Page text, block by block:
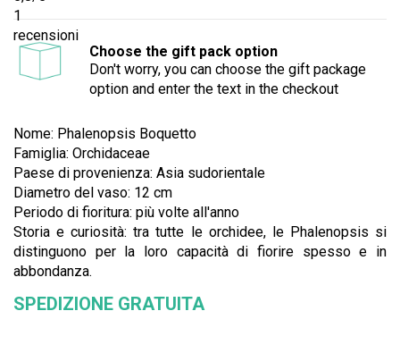
1
recensioni
Choose the gift pack option
Don't worry, you can choose the gift package
option and enter the text in the checkout
Nome: Phalenopsis Boquetto
Famiglia: Orchidaceae
Paese di provenienza: Asia sudorientale
Diametro del vaso: 12 cm
Periodo di fioritura: più volte all'anno
Storia e curiosità: tra tutte le orchidee, le Phalenopsis si
distinguono per la loro capacità di fiorire spesso e in
abbondanza.
SPEDIZIONE GRATUITA